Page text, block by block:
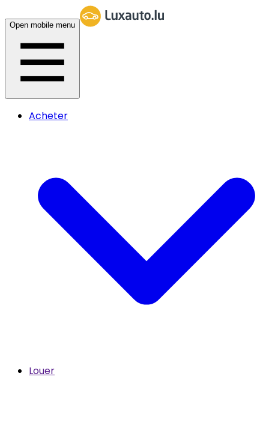
Open mobile menu
Acheter
Louer